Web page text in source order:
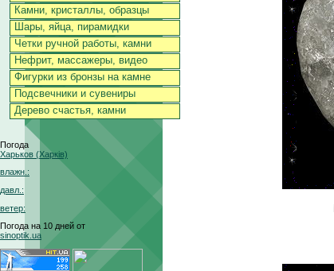
Камни, кристаллы, образцы
Шары, яйца, пирамидки
Четки ручной работы, камни
Нефрит, массажеры, видео
Фигурки из бронзы на камне
Подсвечники и сувениры
Дерево счастья, камни
Погода
Харьков (Харків)
влажн.:
давл.:
ветер:
Погода на 10 дней от
sinoptik.ua